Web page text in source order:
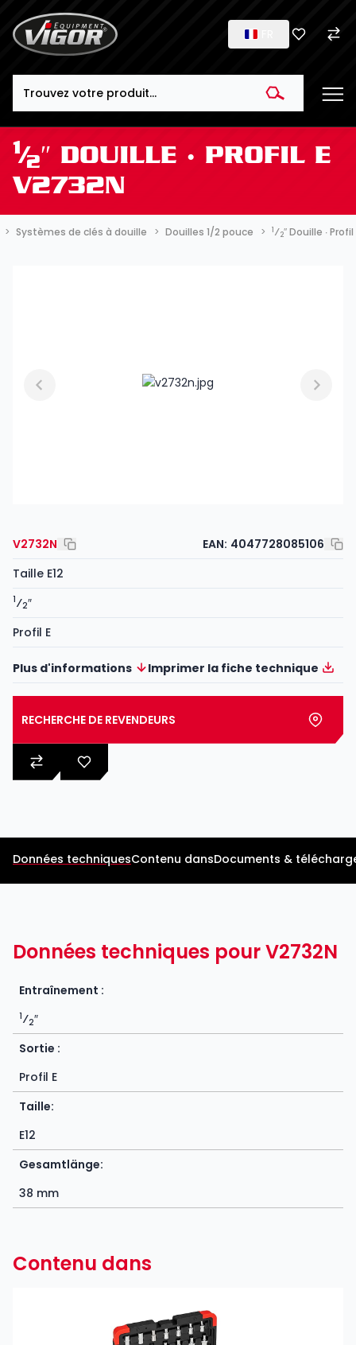
1⁄2″ DOUILLE ∙ PROFIL E
V2732N
Systèmes de clés à douille Douilles 1/2 pouce 1⁄2″ Douille ∙ Profil
V2732N EAN: 4047728085106
Taille E12
1⁄2″
Profil E
Plus d'informations Imprimer la fiche technique
RECHERCHE DE REVENDEURS
Données techniquesContenu dansDocuments &
Données techniques pour V2732N
Entraînement :
1⁄2″
Sortie :
Profil E
Taille:
E12
Gesamtlänge:
38 mm
Contenu dans